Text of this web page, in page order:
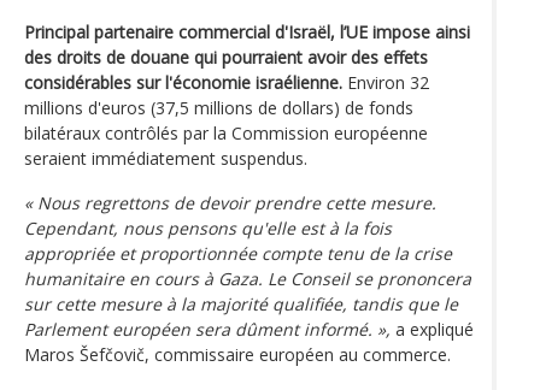
Principal partenaire commercial d'Israël, l’UE impose ainsi
des droits de douane qui pourraient avoir des effets
considérables sur l'économie israélienne. Environ 32
millions d'euros (37,5 millions de dollars) de fonds
bilatéraux contrôlés par la Commission européenne
seraient immédiatement suspendus.
« Nous regrettons de devoir prendre cette mesure.
Cependant, nous pensons qu'elle est à la fois
appropriée et proportionnée compte tenu de la crise
humanitaire en cours à Gaza. Le Conseil se prononcera
sur cette mesure à la majorité qualifiée, tandis que le
Parlement européen sera dûment informé. », a expliqué
Maros Šefčovič, commissaire européen au commerce.